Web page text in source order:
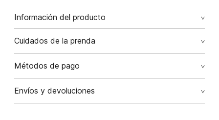
Información del producto
poliéster 100% 100.00% poliéster/polyester
Cuidados de la prenda
Lavado profesional en seco los tonos oscuros sueltan
No lavar
Métodos de pago
Tarjetas de crédito: Visa, Dinners, Master Card y American
Envíos y devoluciones